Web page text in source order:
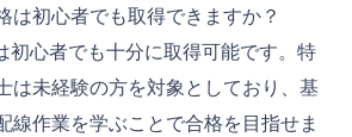
は初心者でも取得できますか？
初心者でも十分に取得可能です。特
は未経験の方を対象としており、基
線作業を学ぶことで合格を目指せま